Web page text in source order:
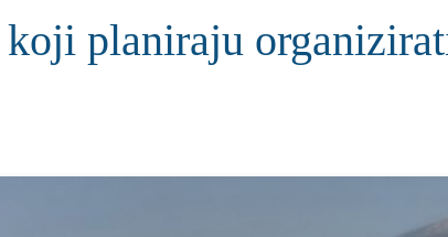
planiraju